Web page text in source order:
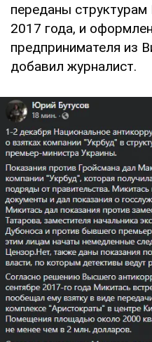
переданы
2017 года, и
предпринимателя из
добавил журналист.